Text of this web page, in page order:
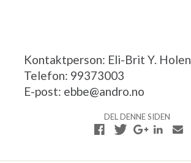
Kontaktperson: Eli-Brit Y. Holen
Telefon: 99373003
E-post: ebbe@andro.no
DEL DENNE SIDEN